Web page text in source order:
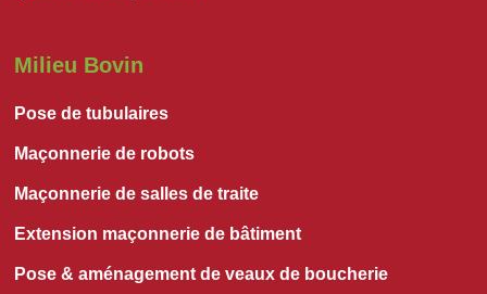
Milieu Bovin
Pose de tubulaires
Maçonnerie de robots
Maçonnerie de salles de traite
Extension maçonnerie de bâtiment
Pose & aménagement de veaux de boucherie